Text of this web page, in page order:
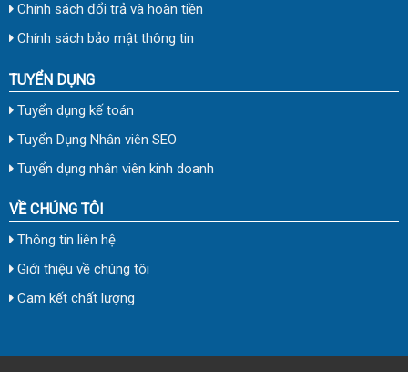
Chính sách đổi trả và hoàn tiền
Chính sách bảo mật thông tin
TUYỂN DỤNG
Tuyển dụng kế toán
Tuyển Dụng Nhân viên SEO
Tuyển dụng nhân viên kinh doanh
VỀ CHÚNG TÔI
Thông tin liên hệ
Giới thiệu về chúng tôi
Cam kết chất lượng